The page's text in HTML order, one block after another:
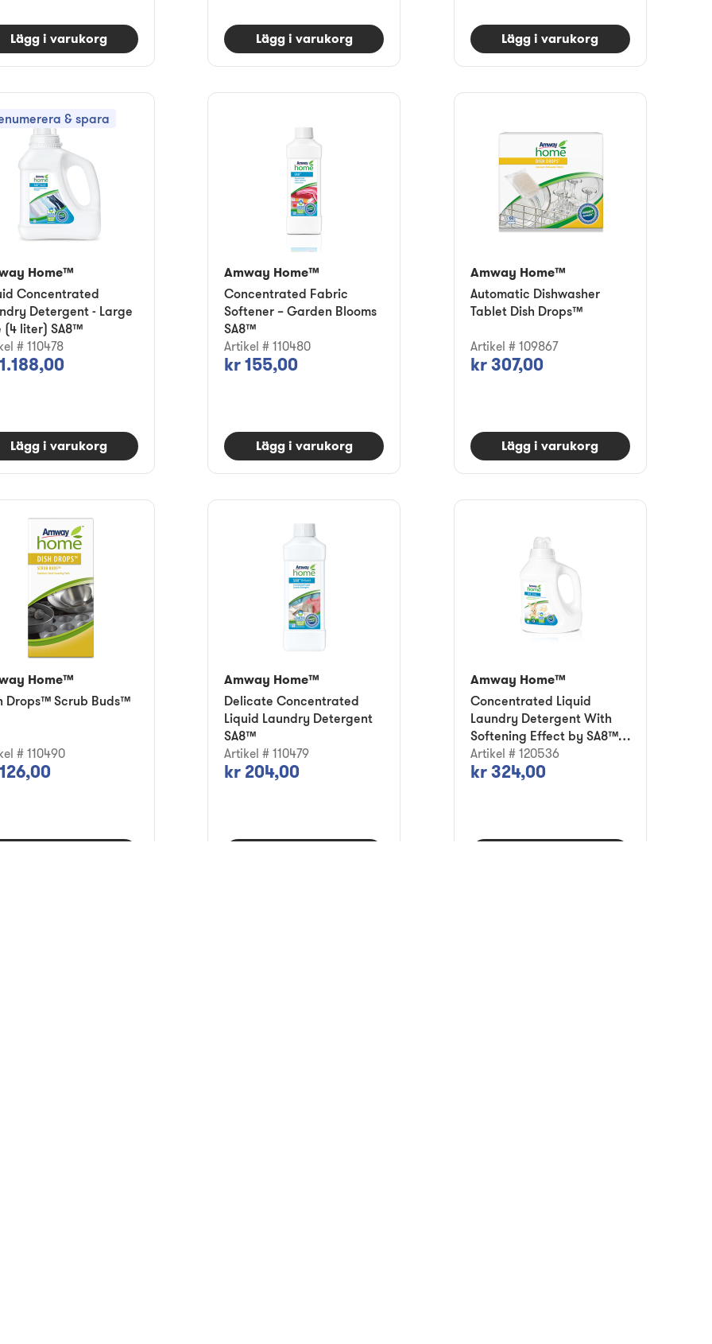
Lägg i varukorg Lägg i varukorg Lägg i varukorg
& spara
Home™
Concentrated
Detergent - Large
(4 liter) SA8™
# 110478
Lägg i varukorg
Amway Home™
Concentrated Fabric
Softener – Garden Blooms
SA8™
Artikel # 110480
kr 155,00
Lägg i varukorg
Amway Home™
Automatic Dishwasher
Tablet Dish Drops™
Artikel # 109867
kr 307,00
Lägg i varukorg
Home™
Dish Drops™ Scrub Buds™
# 110490
Amway Home™
Delicate Concentrated
Liquid Laundry Detergent
SA8™
Artikel # 110479
kr 204,00
Amway Home™
Concentrated Liquid
Laundry Detergent With
Softening Effect by SA8™
Baby
Artikel # 120536
kr 324,00